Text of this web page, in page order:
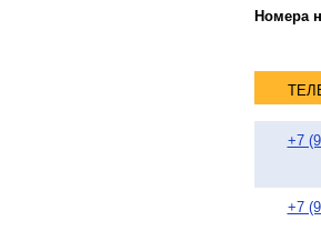
Номера
+7
+7